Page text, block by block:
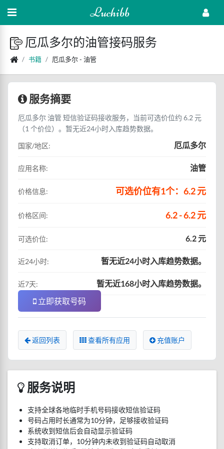
Luchibb
厄瓜多尔的油管接码服务
书籍 厄瓜多尔 - 油管
服务摘要
厄瓜多尔 油管 短信验证码接收服务，当前可选价位约 6.2 元
（1 个价位）。暂无近24小时入库趋势数据。
国家/地区:
厄瓜多尔
应用名称: 油管
价格信息: 可选价位有1个：6.2 元
价格区间: 6.2 - 6.2 元
可选价位: 6.2 元
近24小时: 暂无近24小时入库趋势数据。
近7天:
暂无近168小时入库趋势数据。
立即获取号码
返回列表 查看所有应用 充值账户
服务说明
支持全球各地临时手机号码接收短信验证码
号码占用时长通常为10分钟，足够接收验证码
系统收到短信后会自动显示验证码
支持取消订单，10分钟内未收到验证码自动取消